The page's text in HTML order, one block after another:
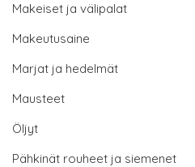
Makeiset ja välipalat
Makeutusaine
Marjat ja hedelmät
Mausteet
Öljyt
Pähkinät rouheet ja siemenet